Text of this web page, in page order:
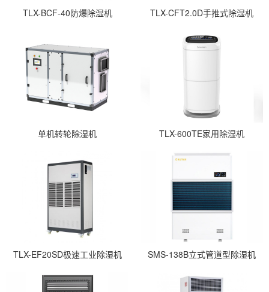
TLX-BCF-40防爆除湿机 TLX-CFT2.0D手推式除湿机
单机转轮除湿机 TLX-600TE家用除湿机
TLX-EF20SD极速工业除湿机 SMS-138B立式管道型除湿机